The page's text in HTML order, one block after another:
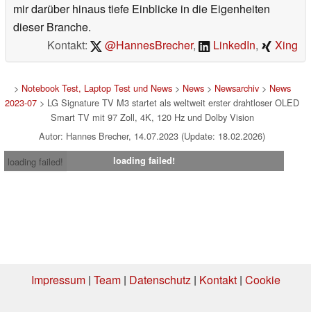
mir darüber hinaus tiefe Einblicke in die Eigenheiten
dieser Branche.
Kontakt:
@HannesBrecher, LinkedIn, Xing
> Notebook Test, Laptop Test und News> News> Newsarchiv> News
2023-07 > LG Signature TV M3 startet als weltweit erster drahtloser OLED
Smart TV mit 97 Zoll, 4K, 120 Hz und Dolby Vision
Autor: Hannes Brecher, 14.07.2023 (Update: 18.02.2026)
loading failed!
loading failed!
Impressum| Team| Datenschutz| Kontakt| Cookie